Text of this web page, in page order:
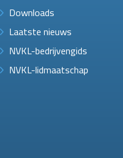
Downloads
Laatste nieuws
NVKL-bedrijvengids
NVKL-lidmaatschap